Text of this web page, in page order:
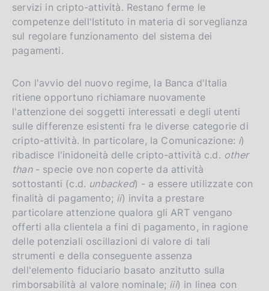
servizi in cripto-attività. Restano ferme le
competenze dell'Istituto in materia di sorveglianza
sul regolare funzionamento del sistema dei
pagamenti.
Con l'avvio del nuovo regime, la Banca d'Italia
ritiene opportuno richiamare nuovamente
l'attenzione dei soggetti interessati e degli utenti
sulle differenze esistenti fra le diverse categorie di
cripto-attività. In particolare, la Comunicazione: i)
ribadisce l'inidoneità delle cripto-attività c.d. other
than- specie ove non coperte da attività
sottostanti (c.d. unbacked) - a essere utilizzate con
finalità di pagamento; ii) invita a prestare
particolare attenzione qualora gli ART vengano
offerti alla clientela a fini di pagamento, in ragione
delle potenziali oscillazioni di valore di tali
strumenti e della conseguente assenza
dell'elemento fiduciario basato anzitutto sulla
rimborsabilità al valore nominale; iii) in linea con